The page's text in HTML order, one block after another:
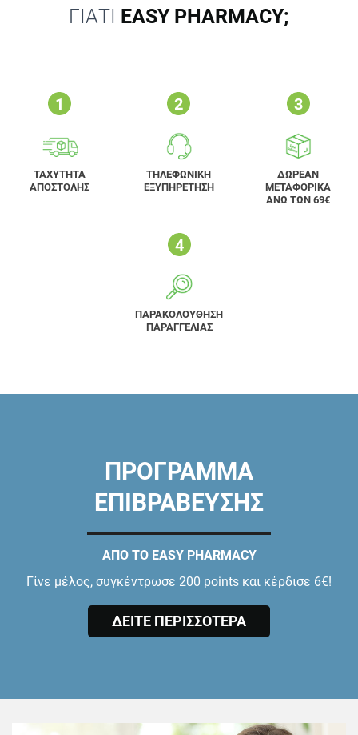
ΓΙΑΤΙ EASY PHARMACY;
ΤΑΧΥΤΗΤΑ
ΑΠΟΣΤΟΛΗΣ
ΤΗΛΕΦΩΝΙΚΗ
ΕΞΥΠΗΡΕΤΗΣΗ
ΔΩΡΕΑΝ
ΜΕΤΑΦΟΡΙΚΑ
ΑΝΩ ΤΩΝ 69€
ΠΑΡΑΚΟΛΟΥΘΗΣΗ
ΠΑΡΑΓΓΕΛΙΑΣ
ΠΡΟΓΡΑΜΜΑ
ΕΠΙΒΡΑΒΕΥΣΗΣ
ΑΠΟ ΤΟ EASY PHARMACY
Γίνε μέλος, συγκέντρωσε 200 points και κέρδισε 6€!
ΔΕΙΤΕ ΠΕΡΙΣΣΟΤΕΡΑ